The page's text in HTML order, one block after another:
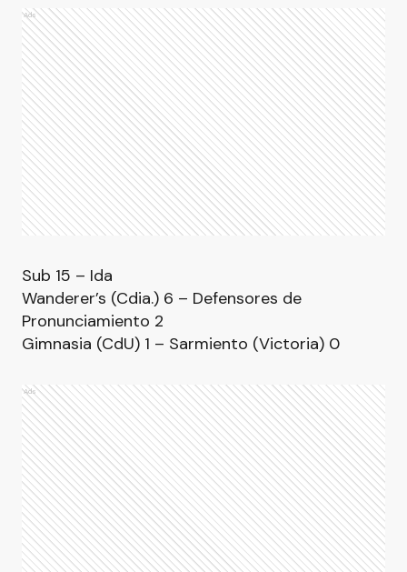
Ads
Sub 15 – Ida
Wanderer’s (Cdia.) 6 – Defensores de
Pronunciamiento 2
Gimnasia (CdU) 1 – Sarmiento (Victoria) 0
Ads